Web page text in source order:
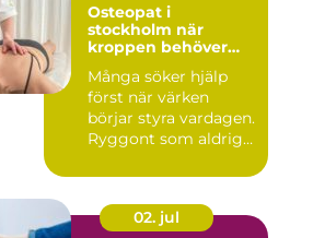
Osteopat i
stockholm när
kroppen behöver
Många söker hjälp
först när värken
börjar styra vardagen.
Ryggont som aldrig
som ...
02. jul